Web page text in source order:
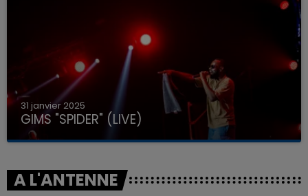
31 janvier 2025
GIMS "SPIDER" (LIVE)
A L'ANTENNE